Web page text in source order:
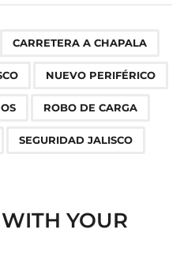
CARRETERA A CHAPALA
NUEVO PERIFÉRICO
ROBO DE CARGA
SEGURIDAD JALISCO
YOUR